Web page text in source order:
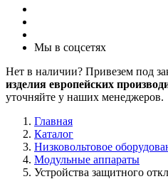
Мы в соцсетях
Нет в наличии? Привезем под
изделия европейских
уточняйте у наших менеджеров.
Главная
Каталог
Низковольтовое
Модульные аппараты
Устройства защитного